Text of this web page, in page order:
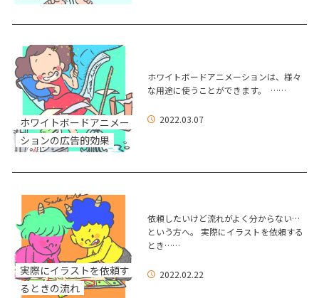
ホワイトボードアニメー
ションの広告的効果
ホワイトボードアニメーションは、様々
な用途に使うことができます。 ……
2022.03.07
実際にイラストを依頼す
るときの流れ
依頼したいけど流れがよく分からない…
という方へ。 実際にイラストを依頼する
とき……
2022.02.22